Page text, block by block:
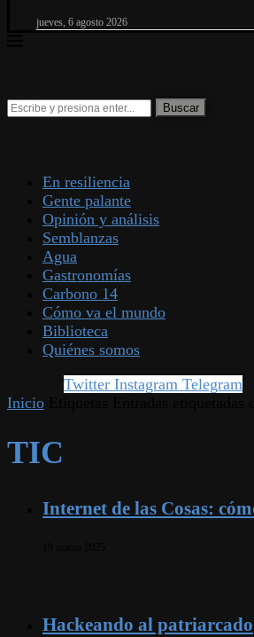
jueves, 6 agosto 2026
En resiliencia
Gente palante
Opinión y análisis
Semblanzas
Agua
Gastronomías
Carbono 14
Cómo va el mundo
Biblioteca
Quiénes somos
Twitter Instagram Telegram
Inicio
TIC
Internet de las Cosas:
Hackeando al patriarcado